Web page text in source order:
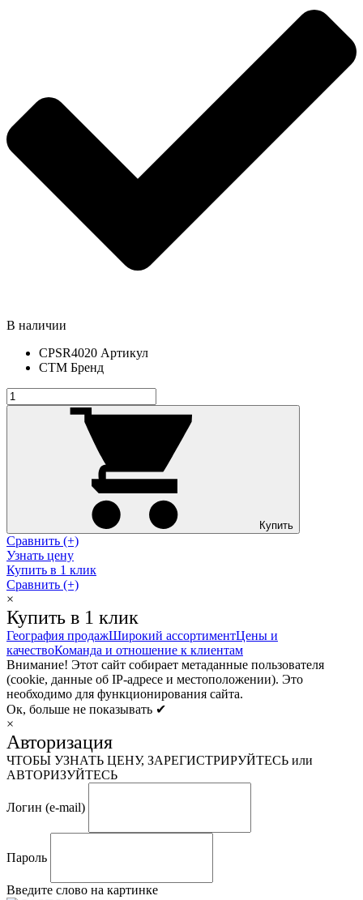
В наличии
CPSR4020 Артикул
СТМ Бренд
Купить
Сравнить (+)
Узнать цену
Купить в 1 клик
Сравнить (+)
×
Купить в 1 клик
География продажШирокий ассортиментЦены и
качествоКоманда и отношение к клиентам
Внимание! Этот сайт собирает метаданные пользователя
(cookie, данные об IP-адресе и местоположении). Это
необходимо для функционирования сайта.
Ок, больше не показывать ✔
×
Авторизация
ЧТОБЫ УЗНАТЬ ЦЕНУ, ЗАРЕГИСТРИРУЙТЕСЬ или
АВТОРИЗУЙТЕСЬ
Логин (e-mail)
Пароль
Введите слово на картинке